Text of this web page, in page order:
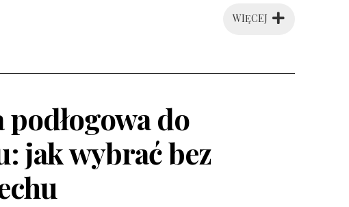
WIĘCEJ
podłogowa do
jak wybrać bez